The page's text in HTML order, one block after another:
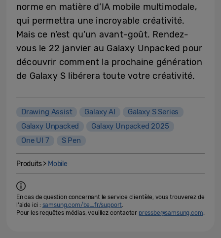
norme en matière d’IA mobile multimodale,
qui permettra une incroyable créativité.
Mais ce n’est qu’un avant-goût. Rendez-
vous le 22 janvier au Galaxy Unpacked pour
découvrir comment la prochaine génération
de Galaxy S libérera toute votre créativité.
Drawing Assist Galaxy AI
Galaxy S Series
Galaxy Unpacked
Galaxy Unpacked 2025
One UI 7
S Pen
Produits > Mobile
En cas de question concernant le service clientèle, vous trouverez de
l'aide ici : samsung.com/be_fr/support.
Pour les requêtes médias, veuillez contacter pressbe@samsung.com.